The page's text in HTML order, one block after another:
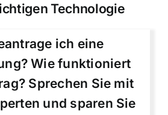
Technologie
ich eine
Wie funktioniert
Sprechen Sie mit
und sparen Sie